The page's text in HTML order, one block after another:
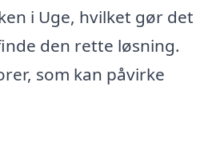
i Uge, hvilket gør det
den rette løsning.
som kan påvirke